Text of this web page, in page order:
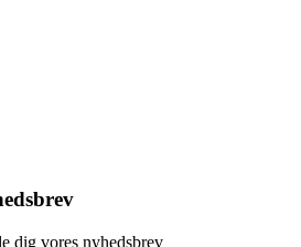
dig vores nyhedsbrev